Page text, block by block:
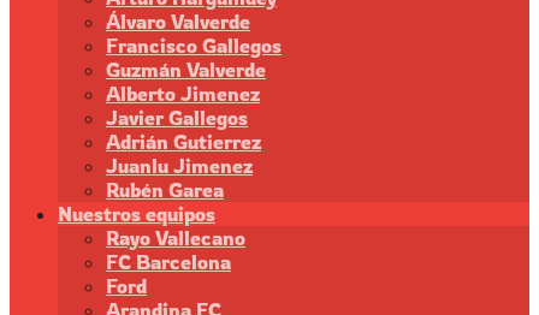
Álvaro Valverde
Francisco Gallegos
Guzmán Valverde
Alberto Jimenez
Javier Gallegos
Adrián Gutierrez
Juanlu Jimenez
Rubén Garea
Nuestros equipos
Rayo Vallecano
FC Barcelona
Ford
Arandina FC